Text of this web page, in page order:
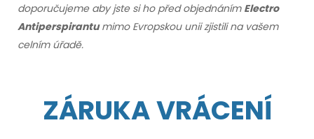
doporučujeme aby jste si ho před objednáním Electro
Antiperspirantumimo Evropskou unii zjistili na vašem
celním úřadě.
ZÁRUKA VRÁCENÍ